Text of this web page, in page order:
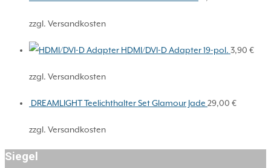
zzgl. Versandkosten
HDMI/DVI-D Adapter 19-pol. 3,90 €
zzgl. Versandkosten
DREAMLIGHT Teelichthalter Set Glamour Jade 29,00 €
zzgl. Versandkosten
Siegel